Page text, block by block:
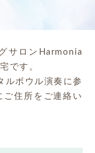
サロンHarmonia
です。
ルボウル演奏に参
住所をご連絡い